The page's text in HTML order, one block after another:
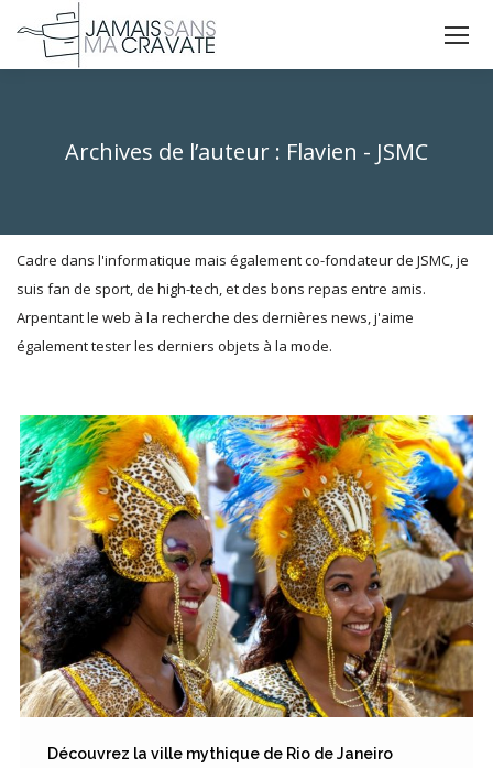
page
dans
page
dans
page
dans
Archives de l’auteur : Flavien - JSMC
Cadre dans l'informatique mais également co-fondateur de JSMC, je
suis fan de sport, de high-tech, et des bons repas entre amis.
Arpentant le web à la recherche des dernières news, j'aime
également tester les derniers objets à la mode.
Découvrez la ville mythique de Rio de Janeiro